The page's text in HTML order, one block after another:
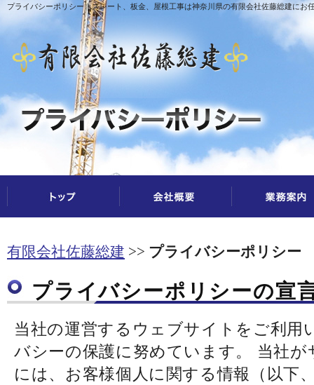
プライバシーポリシー｜スレート、板金、屋根工事は神奈川県の有限会社佐藤総建にお
有限会社佐藤総建 プライバシーポリシー
プライバシーポリシーの宣
当社の運営するウェブサイトをご利用
バシーの保護に努めています。 当社
には、お客様個人に関する情報（以下